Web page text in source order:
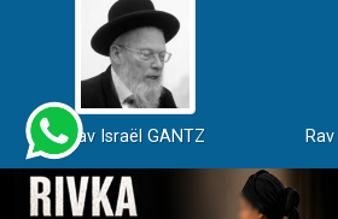
Rav Israël GANTZ